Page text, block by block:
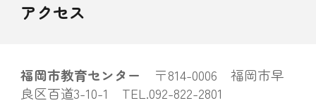
アクセス
福岡市教育センター
〒814-0006 福岡市早
良区百道3-10-1 TEL.092-822-2801